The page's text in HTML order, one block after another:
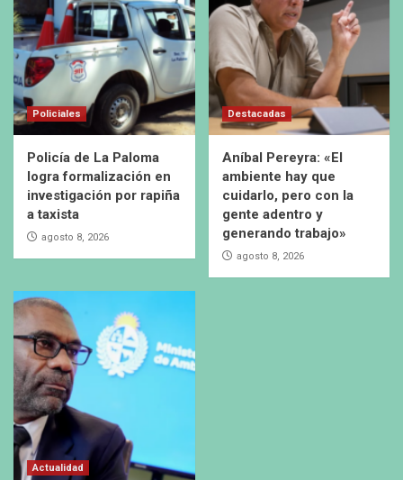
Policiales
Policía de La Paloma
logra formalización en
investigación por rapiña
a taxista
agosto 8, 2026
Destacadas
Aníbal Pereyra: «El
ambiente hay que
cuidarlo, pero con la
gente adentro y
generando trabajo»
agosto 8, 2026
Actualidad